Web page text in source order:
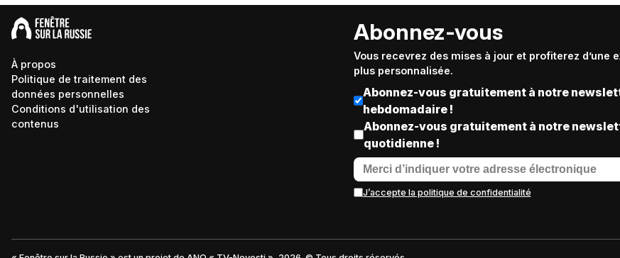
À propos
Politique de traitement des
données personnelles
Conditions d'utilisation des
contenus
Abonnez-vous
Vous recevrez des mises à jour et profiterez d’une
plus personnalisée.
Abonnez-vous gratuitement à notre
hebdomadaire !
Abonnez-vous gratuitement à notre
quotidienne !
J’accepte la politique de confidentialité